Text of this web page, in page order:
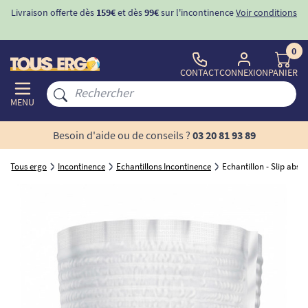
Livraison offerte dès 159€et dès99€sur l'incontinenceVoir conditions
MENU
CONTACTCONNEXION
0
PANIER
Besoin d'aide ou de conseils ? 03 20 81 93 89
Tous ergo Incontinence Echantillons Incontinence Echantillon - Slip